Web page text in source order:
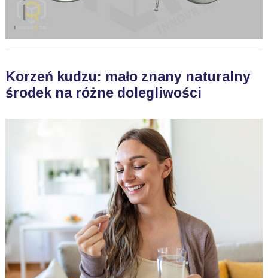
Korzeń kudzu: mało znany naturalny
środek na różne dolegliwości